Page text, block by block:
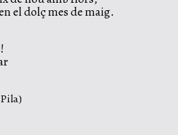
el dolç mes de maig.